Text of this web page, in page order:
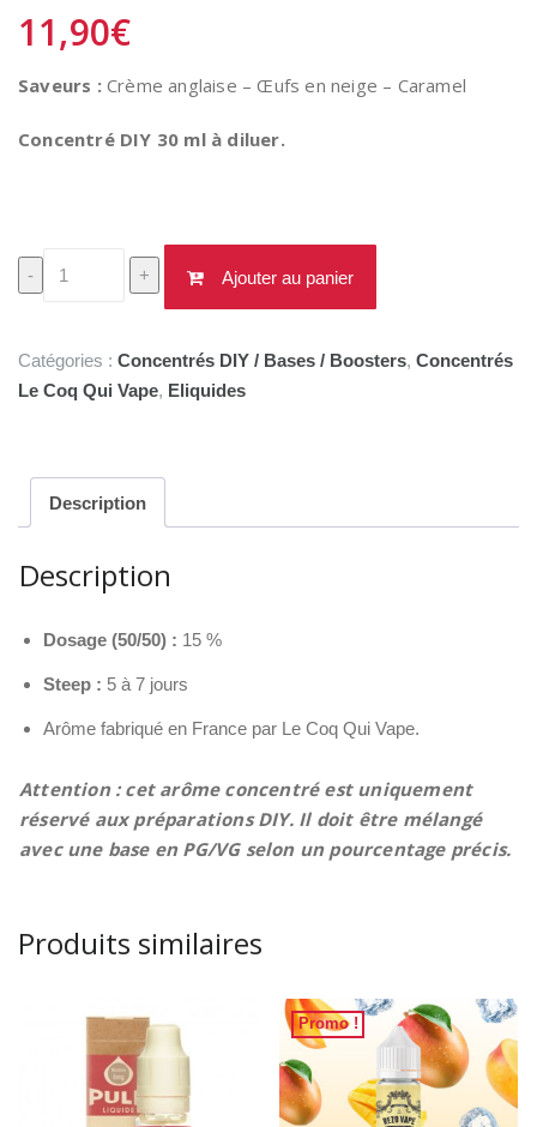
11,90€
Saveurs : Crème anglaise – Œufs en neige – Caramel
Concentré DIY 30 ml à diluer.
-
quantité
de
Île
Flottante
Coq
+ Ajouter au panier
Catégories : Concentrés DIY / Bases / Boosters, Concentrés
Le Coq Qui Vape, Eliquides
Description
Description
Dosage (50/50) : 15 %
Steep : 5 à 7 jours
Arôme fabriqué en France par Le Coq Qui Vape.
Attention : cet arôme concentré est uniquement
réservé aux préparations DIY. Il doit être mélangé
avec une base en PG/VG selon un pourcentage précis.
Produits similaires
Promo !